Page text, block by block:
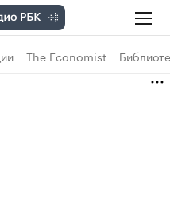
The Economist